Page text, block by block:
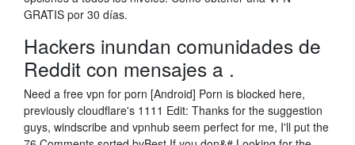
GRATIS por 30 días.
Hackers inundan comunidades de
Reddit con mensajes a .
Need a free vpn for porn [Android] Porn is blocked here,
previously cloudflare's 1111 Edit: Thanks for the suggestion
guys, windscribe and vpnhub seem perfect for me, I'll put the